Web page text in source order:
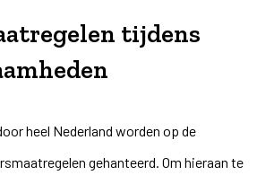
tijdens
heel Nederland worden op de
gehanteerd. Om hieraan te